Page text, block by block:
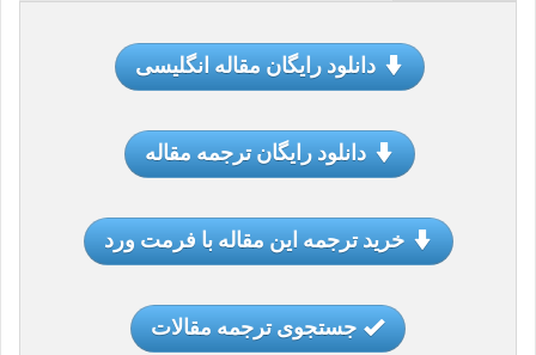
دانلود رایگان مقاله انگلیسی
دانلود رایگان ترجمه مقاله
خرید ترجمه این مقاله با فرمت ورد
جستجوی ترجمه مقالات